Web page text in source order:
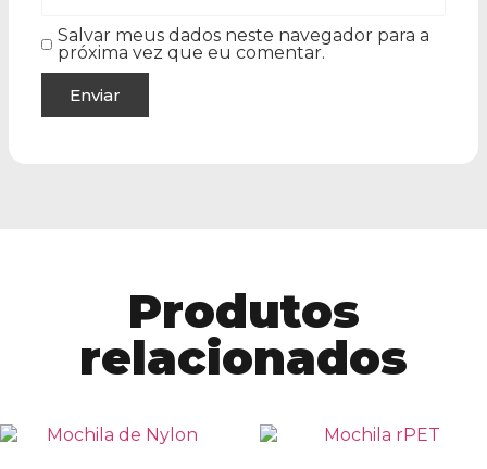
Salvar meus dados neste navegador para a
próxima vez que eu comentar.
Produtos
relacionados